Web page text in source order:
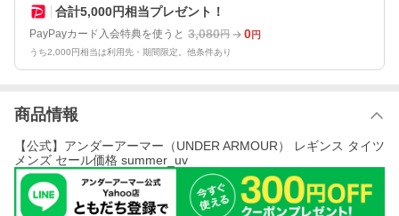
合計5,000円相当プレゼント！
PayPayカード入会特典を使うと 3,080円 0円
うち2,000円相当は利用先・期間限定。他条件あり
商品情報
【公式】アンダーアーマー（UNDER ARMOUR） レギンス タイツ
メンズ セール価格 summer_uv